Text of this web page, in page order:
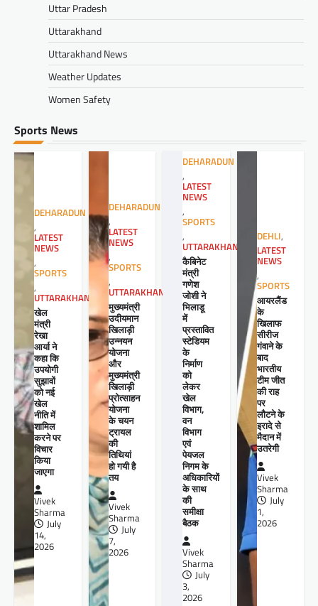
Uttar Pradesh
Uttarakhand
Uttarakhand News
Weather Updates
Women Safety
Sports News
DEHARADUN
,
LATEST
NEWS
,
SPORTS
,
UTTARAKHAND
खेल
मंत्री
रेखा
आर्या ने
कहा कि
उपयोगी
सुझावों
को नई
खेल
नीति में
शामिल
करने पर
विचार
किया
जाएगा
Vivek
Sharma
July
14,
2026
DEHARADUN
,
LATEST
NEWS
,
SPORTS
,
UTTARAKHAND
मुख्यमंत्री
उदीयमान
खिलाड़ी
उन्नयन
योजना
और
मुख्यमंत्री
खिलाड़ी
प्रोत्साहन
योजना
के चयन
ट्रायल
की
तिथियां
हो गयी है
तय
Vivek
Sharma
July
7,
2026
DEHARADUN
,
LATEST
NEWS
,
SPORTS
,
UTTARAKHAND
कैबिनेट
मंत्री
गणेश
जोशी ने
भिलाडू
में
प्रस्तावित
स्टेडियम
के
निर्माण
को
लेकर
खेल
विभाग,
वन
विभाग
एवं
पेयजल
निगम के
अधिकारियों
के साथ
की
समीक्षा
बैठक
Vivek
Sharma
July
3,
2026
DEHLI,
LATEST
NEWS
,
SPORTS
आयरलैंड
के
खिलाफ
सीरीज
गंवाने के
बाद
भारतीय
टीम जीत
की राह
पर
लौटने के
इरादे से
मैदान में
उतरेगी
Vivek
Sharma
July
1,
2026